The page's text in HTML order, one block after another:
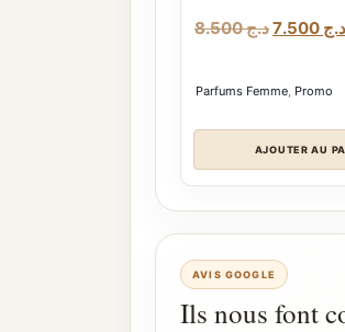
د.ج8.500
Le
était :
د.ج
Parfums Femme, Promo
AJOUTER AU
AVIS GOOGLE
Ils nous font